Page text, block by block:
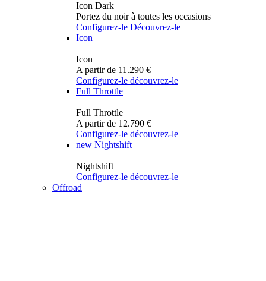
Icon Dark
Portez du noir à toutes les occasions
Configurez-le Découvrez-le
Icon
Icon
A partir de 11.290 €
Configurez-le découvrez-le
Full Throttle
Full Throttle
A partir de 12.790 €
Configurez-le découvrez-le
new Nightshift
Nightshift
Configurez-le découvrez-le
Offroad